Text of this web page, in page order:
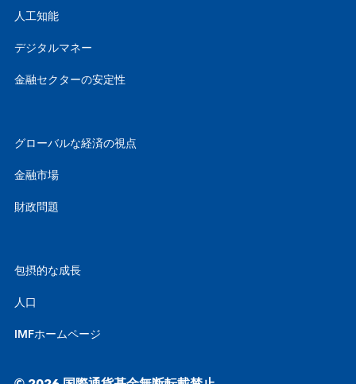
人工知能
デジタルマネー
金融セクターの安定性
グローバルな経済の視点
金融市場
財政問題
包摂的な成長
人口
IMFホームページ